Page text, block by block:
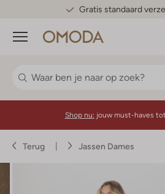
Gratis standaard
Menu
Shop nu: jouw must-haves
Terug Jassen Dames